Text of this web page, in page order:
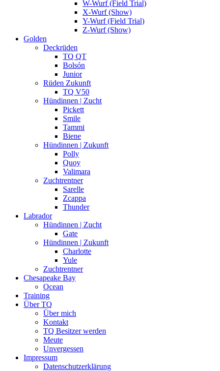
W-Wurf (Field Trial)
X-Wurf (Show)
Y-Wurf (Field Trial)
Z-Wurf (Show)
Golden
Deckrüden
TQ QT
Bolsón
Junior
Rüden Zukunft
TQ V50
Hündinnen | Zucht
Pickett
Smile
Tammi
Biene
Hündinnen | Zukunft
Polly
Quoy
Valimara
Zuchtrentner
Sarelle
Zcappa
Thunder
Labrador
Hündinnen | Zucht
Gate
Hündinnen | Zukunft
Charlotte
Yule
Zuchtrentner
Chesapeake Bay
Ocean
Training
Über TQ
Über mich
Kontakt
TQ Besitzer werden
Meute
Unvergessen
Impressum
Datenschutzerklärung